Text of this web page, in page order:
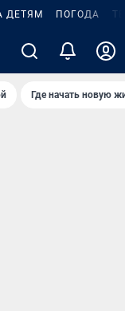
ДЕТЯМ ПОГОДА
Где начать новую